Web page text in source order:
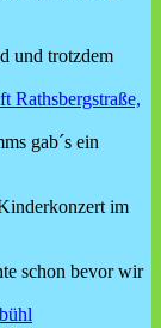
und trotzdem
Rathsbergstraße,
gab´s ein
im
schon bevor wir